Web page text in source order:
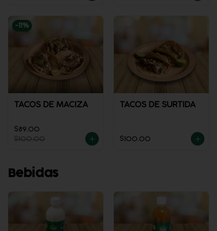
-11 %
TACOS DE MACIZA
$89.00
$100.00
TACOS DE SURTIDA
$100.00
Bebidas